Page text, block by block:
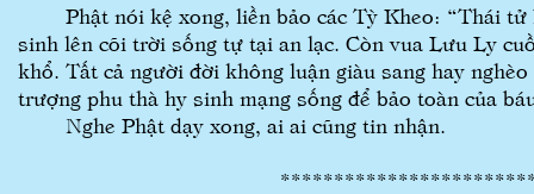
Phật nói kệ xong, liền bảo các Tỳ Kheo: “Thái tử
sinh lên cõi trời sống tự tại an lạc. Còn vua Lưu Ly
khổ. Tất cả người đời không luận giàu sang hay
trượng phu thà hy sinh mạng sống để bảo toàn của
Nghe Phật dạy xong, ai ai cũng tin nhận.